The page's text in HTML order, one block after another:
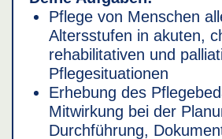
Pflege von Menschen
Altersstufen in akuten,
rehabilitativen und
Pflegesituationen
Erhebung des
Mitwirkung bei der
Durchführung,